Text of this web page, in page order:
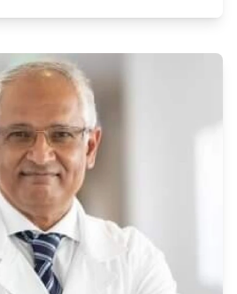
de forma virtual.